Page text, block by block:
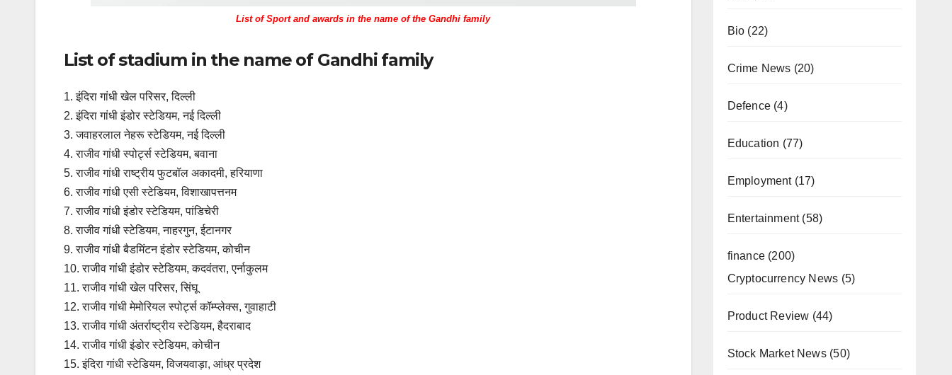
List of Sport and awards in the name of the Gandhi family
List of stadium in the name of Gandhi family
1. इंदिरा गांधी खेल परिसर, दिल्ली
2. इंदिरा गांधी इंडोर स्टेडियम, नई दिल्ली
3. जवाहरलाल नेहरू स्टेडियम, नई दिल्ली
4. राजीव गांधी स्पोर्ट्स स्टेडियम, बवाना
5. राजीव गांधी राष्ट्रीय फुटबॉल अकादमी, हरियाणा
6. राजीव गांधी एसी स्टेडियम, विशाखापत्तनम
7. राजीव गांधी इंडोर स्टेडियम, पांडिचेरी
8. राजीव गांधी स्टेडियम, नाहरगुन, ईटानगर
9. राजीव गांधी बैडमिंटन इंडोर स्टेडियम, कोचीन
10. राजीव गांधी इंडोर स्टेडियम, कदवंतरा, एर्नाकुलम
11. राजीव गांधी खेल परिसर, सिंघू
12. राजीव गांधी मेमोरियल स्पोर्ट्स कॉम्प्लेक्स, गुवाहाटी
13. राजीव गांधी अंतर्राष्ट्रीय स्टेडियम, हैदराबाद
14. राजीव गांधी इंडोर स्टेडियम, कोचीन
15. इंदिरा गांधी स्टेडियम, विजयवाड़ा, आंध्र प्रदेश
Bio (22)
Crime News (20)
Defence(4)
Education (77)
Employment(17)
Entertainment(58)
finance(200)
Cryptocurrency News (5)
Product Review (44)
Stock Market News(50)